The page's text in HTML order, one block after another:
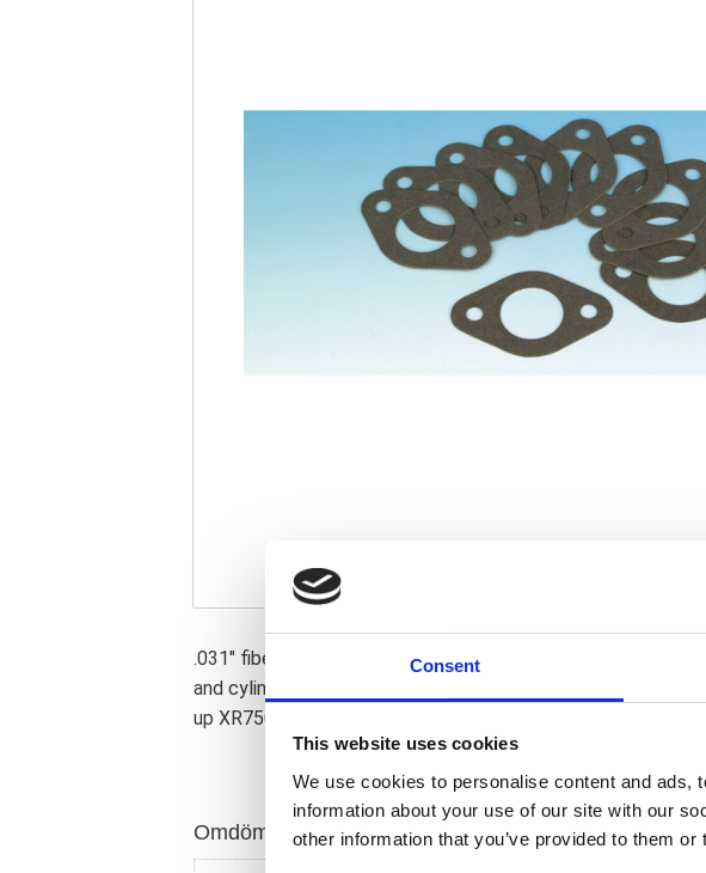
Consent
This website uses cookies
We use cookies to personalise content and ads,
information about your use of our site with our
other information that you’ve provided to them
.031" fiber reinforced paper. Models with round intake port.
and cylinder head. OEM replacement reference 27015-72R.
up XR750 with oval intake port.
Omdömen